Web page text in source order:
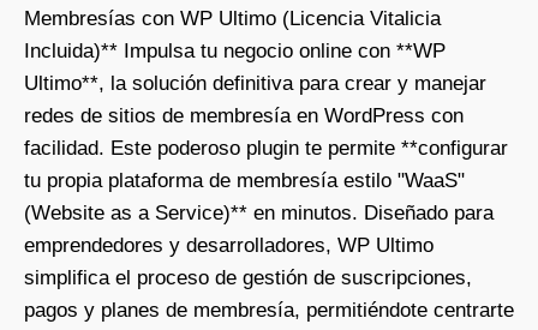
Membresías con WP Ultimo (Licencia Vitalicia
Incluida)** Impulsa tu negocio online con **WP
Ultimo**, la solución definitiva para crear y manejar
redes de sitios de membresía en WordPress con
facilidad. Este poderoso plugin te permite **configurar
tu propia plataforma de membresía estilo "WaaS"
(Website as a Service)** en minutos. Diseñado para
emprendedores y desarrolladores, WP Ultimo
simplifica el proceso de gestión de suscripciones,
pagos y planes de membresía, permitiéndote centrarte